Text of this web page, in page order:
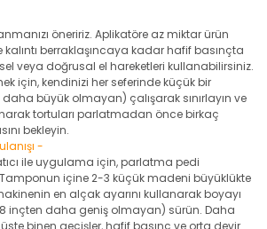
öneririz. Aplikatöre az miktar ürün
berraklaşıncaya kadar hafif basınçta
veya doğrusal el hareketleri kullanabilirsiniz.
için, kendinizi her seferinde küçük bir
büyük olmayan) çalışarak sınırlayın ve
tortuları parlatmadan önce birkaç
bekleyin.
-
ile uygulama için, parlatma pedi
Tamponun içine 2-3 küçük madeni büyüklükte
en alçak ayarını kullanarak boyayı
inçten daha geniş olmayan) sürün. Daha
binen geçişler, hafif basınç ve orta devir